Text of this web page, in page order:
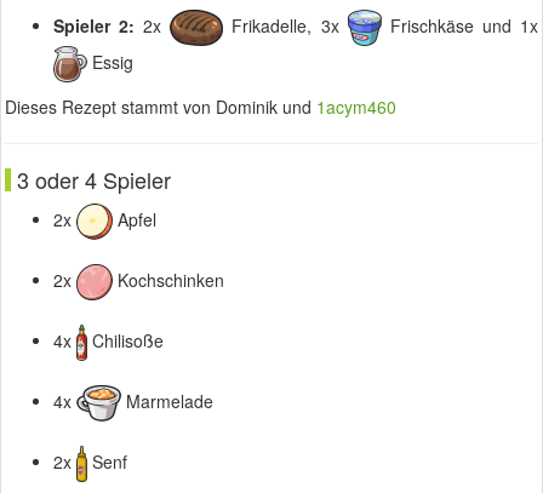
Spieler 2: 2x Frikadelle, 3x
Frischkäse und 1x
Essig
Dieses Rezept stammt von Dominik und 1acym460
3 oder 4 Spieler
2x Apfel
2x Kochschinken
4x Chilisoße
4x Marmelade
2x
Senf